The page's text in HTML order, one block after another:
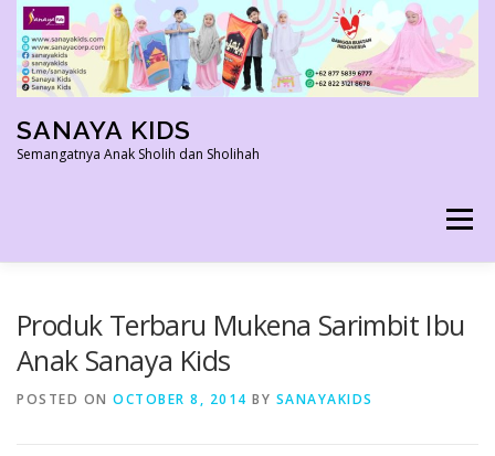
Skip
content
SANAYA KIDS
Semangatnya Anak Sholih dan Sholihah
Menu
Produk Terbaru Mukena Sarimbit Ibu
Anak Sanaya Kids
POSTED ON OCTOBER 8, 2014 BY SANAYAKIDS